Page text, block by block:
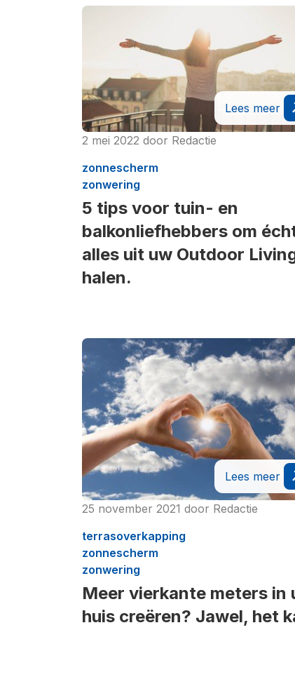
Lees meer
2 mei 2022 door Redactie
zonnescherm
zonwering
5 tips voor tuin- en
balkonliefhebbers om
alles uit uw Outdoor
halen.
Lees meer
25 november 2021 door Redactie
terrasoverkapping
zonnescherm
zonwering
Meer vierkante meters in
huis creëren? Jawel, het